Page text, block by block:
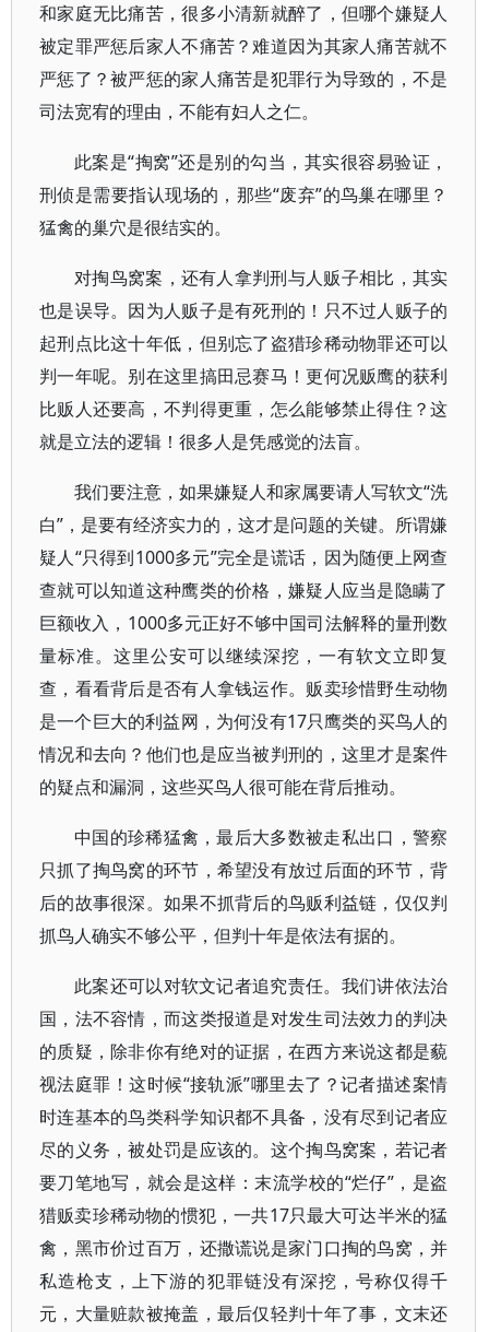
和家庭无比痛苦，很多小清新就醉了，但哪个嫌疑人
被定罪严惩后家人不痛苦？难道因为其家人痛苦就不
严惩了？被严惩的家人痛苦是犯罪行为导致的，不是
司法宽宥的理由，不能有妇人之仁。
此案是“掏窝”还是别的勾当，其实很容易验证，
刑侦是需要指认现场的，那些“废弃”的鸟巢在哪里？
猛禽的巢穴是很结实的。
对掏鸟窝案，还有人拿判刑与人贩子相比，其实
也是误导。因为人贩子是有死刑的！只不过人贩子的
起刑点比这十年低，但别忘了盗猎珍稀动物罪还可以
判一年呢。别在这里搞田忌赛马！更何况贩鹰的获利
比贩人还要高，不判得更重，怎么能够禁止得住？这
就是立法的逻辑！很多人是凭感觉的法盲。
我们要注意，如果嫌疑人和家属要请人写软文“洗
白”，是要有经济实力的，这才是问题的关键。所谓嫌
疑人“只得到1000多元”完全是谎话，因为随便上网查
查就可以知道这种鹰类的价格，嫌疑人应当是隐瞒了
巨额收入，1000多元正好不够中国司法解释的量刑数
量标准。这里公安可以继续深挖，一有软文立即复
查，看看背后是否有人拿钱运作。贩卖珍惜野生动物
是一个巨大的利益网，为何没有17只鹰类的买鸟人的
情况和去向？他们也是应当被判刑的，这里才是案件
的疑点和漏洞，这些买鸟人很可能在背后推动。
中国的珍稀猛禽，最后大多数被走私出口，警察
只抓了掏鸟窝的环节，希望没有放过后面的环节，背
后的故事很深。如果不抓背后的鸟贩利益链，仅仅判
抓鸟人确实不够公平，但判十年是依法有据的。
此案还可以对软文记者追究责任。我们讲依法治
国，法不容情，而这类报道是对发生司法效力的判决
的质疑，除非你有绝对的证据，在西方来说这都是藐
视法庭罪！这时候“接轨派”哪里去了？记者描述案情
时连基本的鸟类科学知识都不具备，没有尽到记者应
尽的义务，被处罚是应该的。这个掏鸟窝案，若记者
要刀笔地写，就会是这样：末流学校的“烂仔”，是盗
猎贩卖珍稀动物的惯犯，一共17只最大可达半米的猛
禽，黑市价过百万，还撒谎说是家门口掏的鸟窝，并
私造枪支，上下游的犯罪链没有深挖，号称仅得千
元，大量赃款被掩盖，最后仅轻判十年了事，文末还